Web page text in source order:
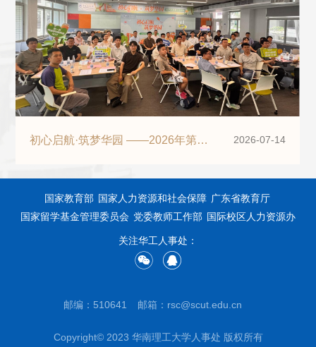
初心启航·筑梦华园 ——2026年第Ⅱ
2026-07-14
国家教育部 国家人力资源和社会保障 广东省教育厅
国家留学基金管理委员会 党委教师工作部 国际校区人力资源办
关注华工人事处：
邮编：510641 邮箱：rsc@scut.edu.cn
Copyright© 2023 华南理工大学人事处 版权所有